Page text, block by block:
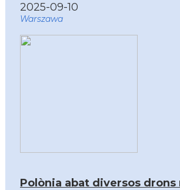
2025-09-10
Warszawa
Polònia abat diversos